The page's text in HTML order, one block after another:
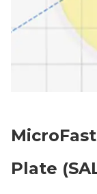
Plate